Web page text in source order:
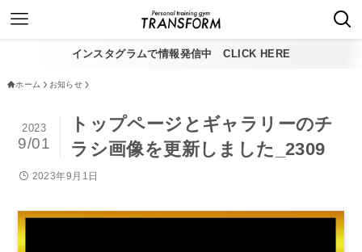
インスタグラムで情報発信中 CLICK HERE
ホーム お知らせ
トップページとギャラリーのチ
ラシ画像を更新しました_2309
2023
9/01
2023年9月1日